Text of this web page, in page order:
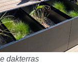
dakterras